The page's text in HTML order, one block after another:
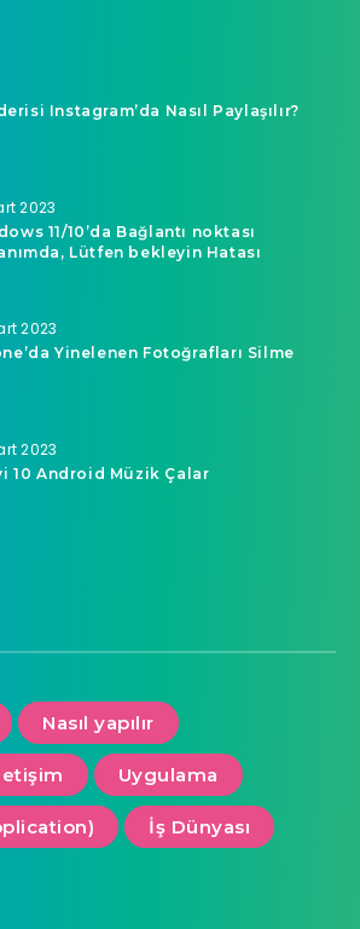
Instagram’da Nasıl Paylaşılır?
2023
11/10’da Bağlantı noktası
Lütfen bekleyin Hatası
2023
Yinelenen Fotoğrafları Silme
2023
10 Android Müzik Çalar
Nasıl yapılır
Uygulama
İş Dünyası